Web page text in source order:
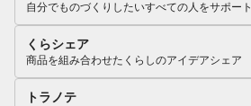
自分でものづくりしたいすべての人をサポート
くらシェア
商品を組み合わせたくらしのアイデアシェア
トラノテ